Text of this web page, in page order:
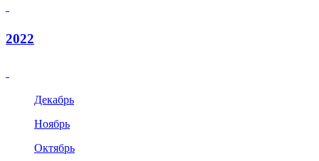
2022
Декабрь
Ноябрь
Октябрь